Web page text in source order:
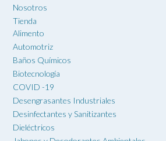
Nosotros
Tienda
Alimento
Automotriz
Baños Químicos
Biotecnología
COVID -19
Desengrasantes Industriales
Desinfectantes y Sanitizantes
Dieléctricos